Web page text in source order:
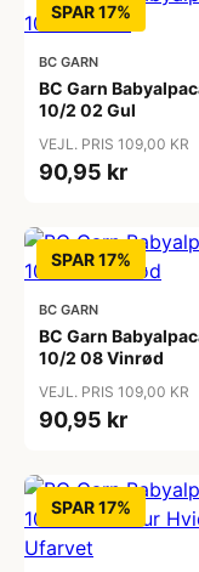
SPAR 17%
BC GARN
BC Garn
10/2 02 Gul
VEJL. PRIS 109,00 KR
90,95 kr
SPAR 17%
BC GARN
BC Garn
10/2 08 Vinrød
VEJL. PRIS 109,00 KR
90,95 kr
SPAR 17%